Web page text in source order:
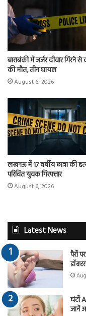
बाराबंकी में जर्जर दीवार गिरने से
की मौत, तीन घायल
August 6, 2026
लखनऊ में 17 वर्षीय छात्रा की
परिचित युवक गिरफ्तार
August 6, 2026
Latest News
पैरों
घंटों
जानें